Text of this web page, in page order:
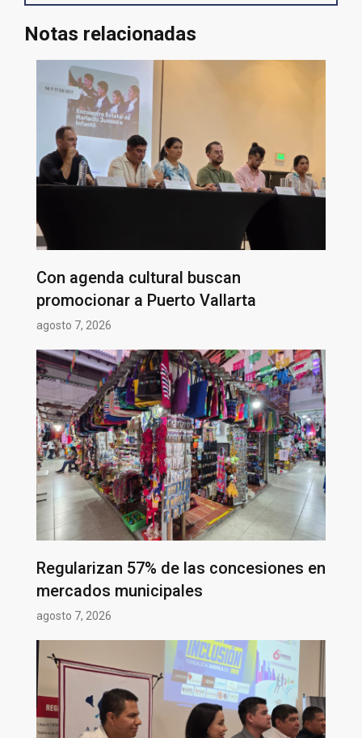
Notas relacionadas
Con agenda cultural buscan
promocionar a Puerto Vallarta
agosto 7, 2026
Regularizan 57% de las concesiones en
mercados municipales
agosto 7, 2026